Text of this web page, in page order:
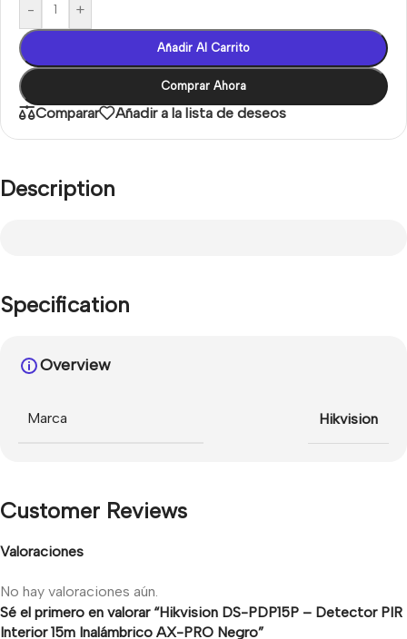
- +
Añadir Al Carrito
Comprar Ahora
Comparar Añadir a la lista de deseos
Description
Specification
Overview
Marca Hikvision
Customer Reviews
Valoraciones
No hay valoraciones aún.
Sé el primero en valorar “Hikvision DS-PDP15P – Detector PIR
Interior 15m Inalámbrico AX-PRO Negro”